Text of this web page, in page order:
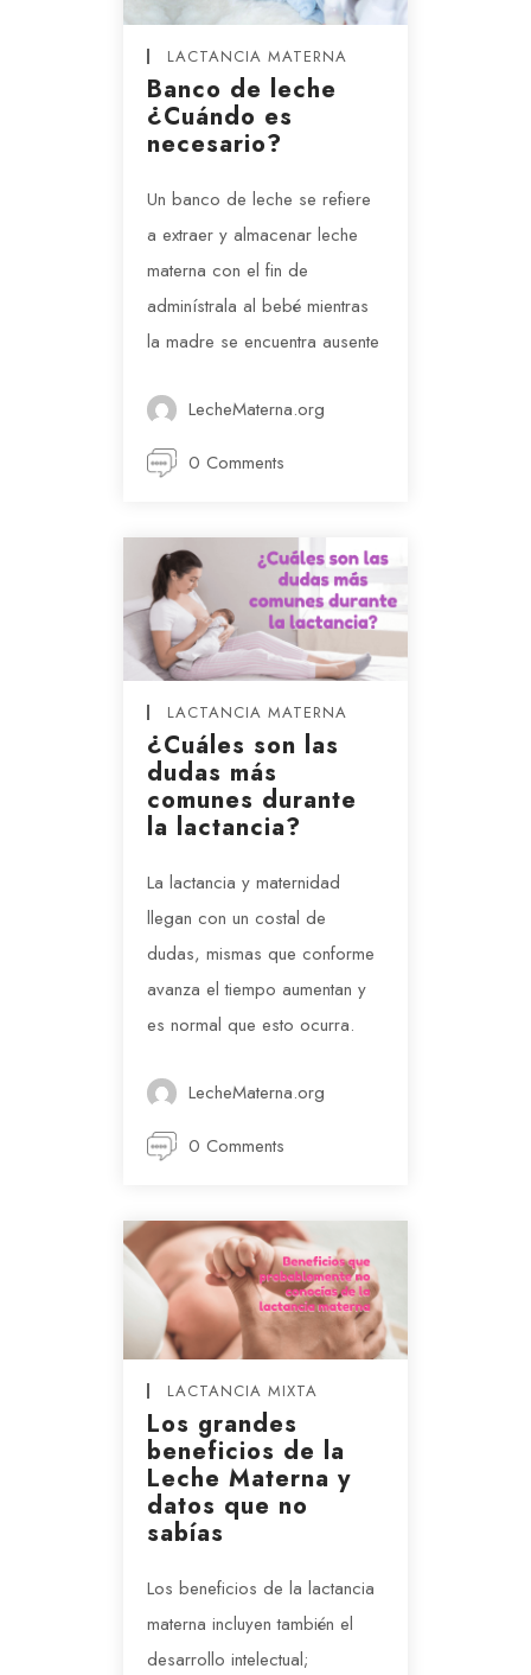
LACTANCIA MATERNA
Banco de leche
¿Cuándo es
necesario?
Un banco de leche se refiere
a extraer y almacenar leche
materna con el fin de
adminístrala al bebé mientras
la madre se encuentra ausente
LecheMaterna.org
0 Comments
LACTANCIA MATERNA
¿Cuáles son las
dudas más
comunes durante
la lactancia?
La lactancia y maternidad
llegan con un costal de
dudas, mismas que conforme
avanza el tiempo aumentan y
es normal que esto ocurra.
LecheMaterna.org
0 Comments
LACTANCIA MIXTA
Los grandes
beneficios de la
Leche Materna y
datos que no
sabías
Los beneficios de la lactancia
materna incluyen también el
desarrollo intelectual;